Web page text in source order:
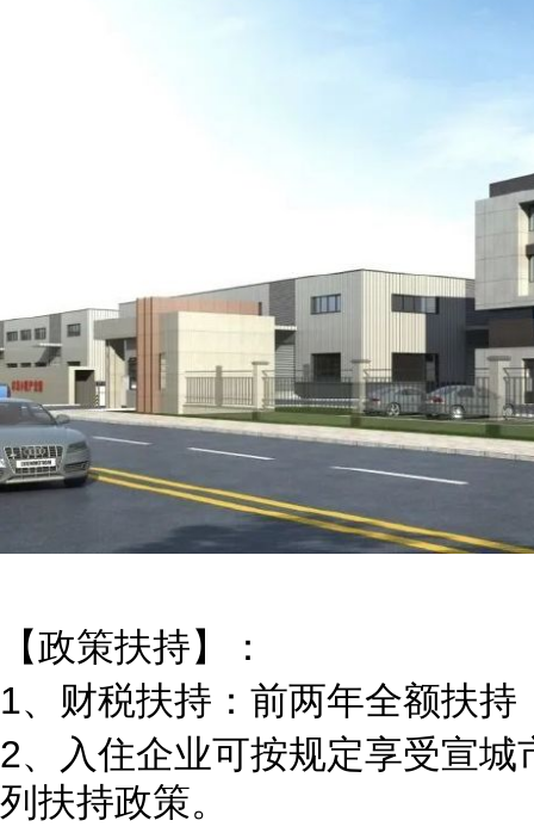
【政策扶持】：
1、财税扶持：前两年全额扶
2、入住企业可按规定享受宣
列扶持政策。